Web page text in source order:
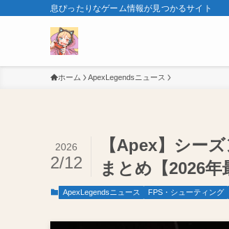
息ぴったりなゲーム情報が見つかるサイト
ホーム ApexLegendsニュース
【Apex】シー
まとめ【2026年
2026
2/12
ApexLegendsニュース FPS・シューティング